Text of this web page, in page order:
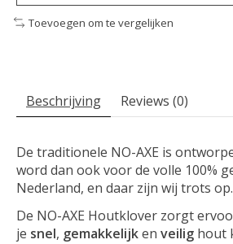
Toevoegen om te vergelijken
Beschrijving Reviews (0)
De traditionele NO-AXE is
word dan ook voor de volle 100%
Nederland, en daar zijn wij trots op.
De NO-AXE Houtklover zorgt
je snel, gemakkelijken veilig hout